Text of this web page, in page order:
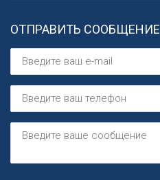
ОТПРАВИТЬ СООБЩЕНИЕ